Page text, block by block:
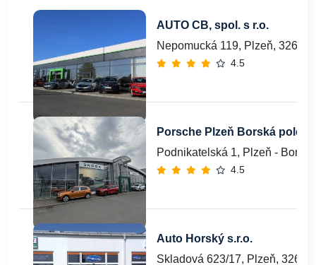
AUTO CB, spol. s r.o.
Nepomucká 119, Plzeň, 32600
4.5
Porsche Plzeň Borská pole
Podnikatelská 1, Plzeň -
4.5
Auto Horský s.r.o.
Skladová 623/17, Plzeň, 32600